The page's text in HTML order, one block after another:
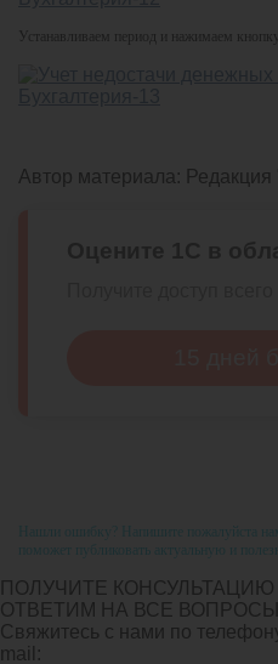
Устанавливаем период и нажимаем
Автор материала:
Нашли ошибку? Напишите пожалуйста
поможет публиковать актуальную и
ПОЛУЧИТЕ
ОТВЕТИМ НА ВСЕ ВОПРОСЫ
Свяжитесь с нами по
mail: